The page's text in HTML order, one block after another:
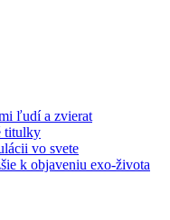
ľudí a zvierat
titulky
vo svete
k objaveniu exo-života